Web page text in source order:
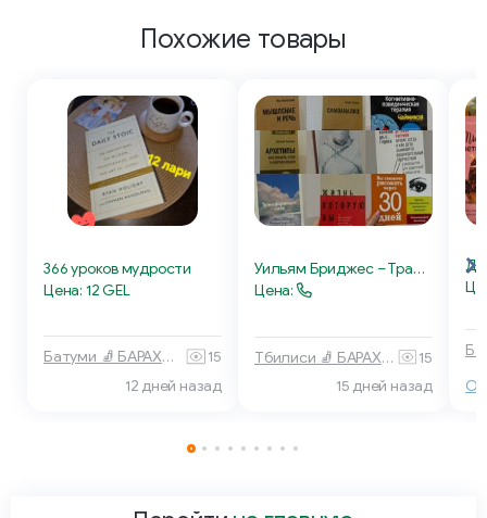
Похожие товары
366 уроков мудрости
Цена: 12 GEL
Батуми 🧦 БАРАХОЛКА
15
12 дней назад
Уильям Бриджес – Трансформация себя
Цена:
Тбилиси 🧦 БАРАХОЛКА
15
15 дней назад